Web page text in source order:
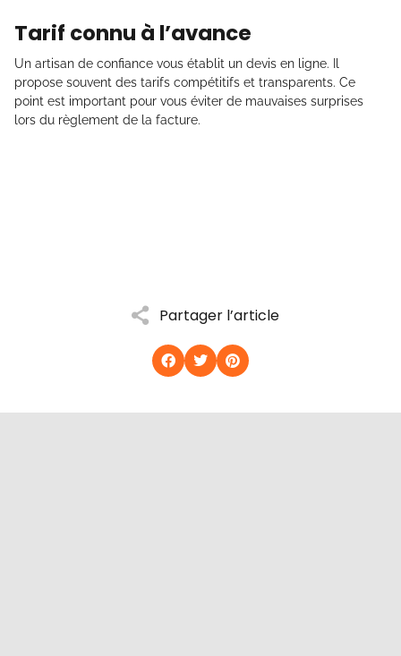
Partager l’article
Tarif connu à l’avance
Un artisan de confiance vous établit un devis en ligne. Il
propose souvent des tarifs compétitifs et transparents. Ce
point est important pour vous éviter de mauvaises surprises
lors du règlement de la facture.